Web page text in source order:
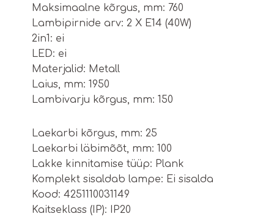
Maksimaalne kõrgus, mm: 760
Lambipirnide arv: 2 X E14 (40W)
2in1: ei
LED: ei
Materjalid: Metall
Laius, mm: 1950
Lambivarju kõrgus, mm: 150
Laekarbi kõrgus, mm: 25
Laekarbi läbimõõt, mm: 100
Lakke kinnitamise tüüp: Plank
Komplekt sisaldab lampe: Ei sisalda
Kood: 4251110031149
Kaitseklass (IP): IP20